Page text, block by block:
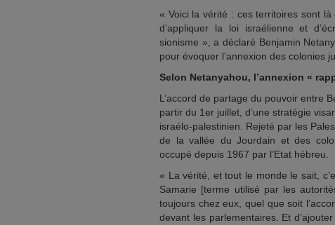
« Voici la vérité : ces territoires sont
d’appliquer la loi israélienne et
sionisme », a déclaré Benjamin
pour évoquer l’annexion des colonies
Selon Netanyahou, l’annexion «
L’accord de partage du pouvoir entre
partir du 1er juillet, d’une stratégie
israélo-palestinien. Rejeté par les
de la vallée du Jourdain et des
occupé depuis 1967 par l’Etat hébreu.
« La vérité, et tout le monde le sait,
Samarie [terme utilisé par les
toujours chez eux, quel que soit
devant les parlementaires. Et